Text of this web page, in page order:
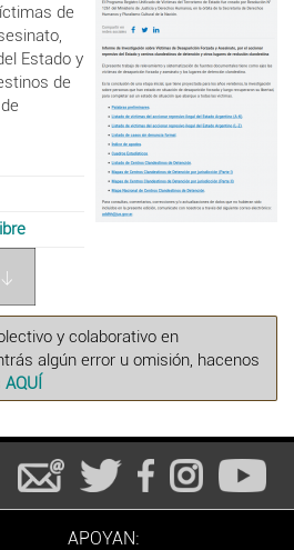
de
Estado y
de
y colaborativo en
algún error u omisión, hacenos
AQUÍ
APOYAN: